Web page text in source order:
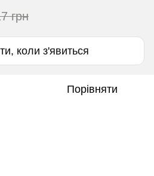
грн
коли з'явиться
Порівняти